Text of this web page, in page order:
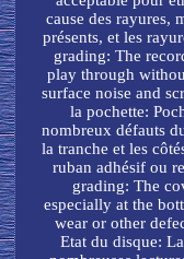
cause des rayures,
présents, et les
grading: The
play through
surface noise and
la pochette:
nombreux défauts
la tranche et les
ruban adhésif ou
grading: The
especially at the
wear or other
Etat du disque: